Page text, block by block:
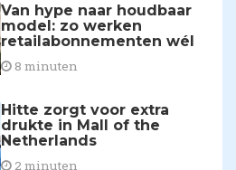
Van hype naar houdbaar
model: zo werken
retailabonnementen wél
8 minuten
Hitte zorgt voor extra
drukte in Mall of the
Netherlands
2 minuten